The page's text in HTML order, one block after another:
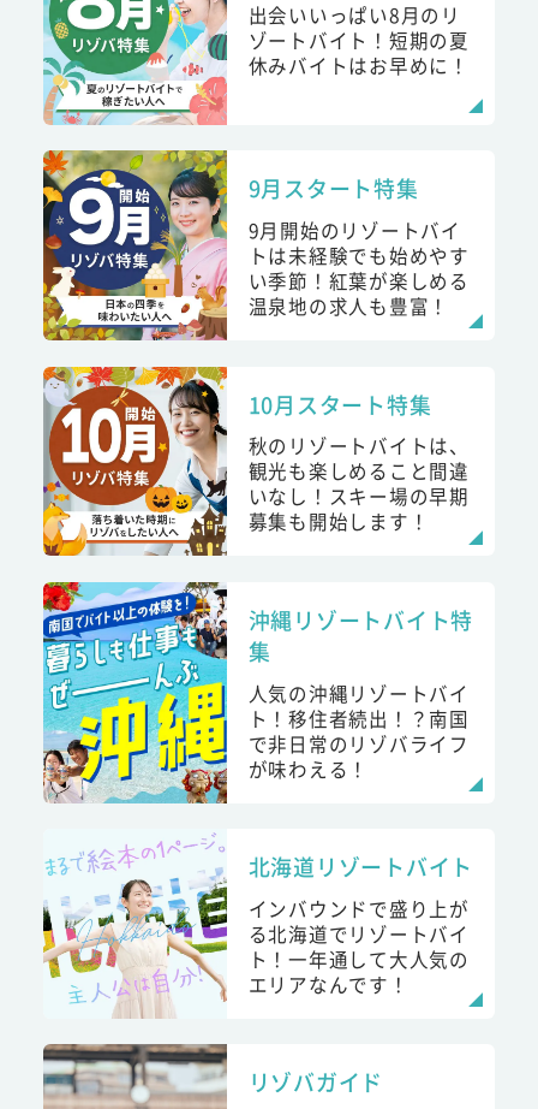
出会いいっぱい8月のリ
ゾートバイト！短期の夏
休みバイトはお早めに！
9月スタート特集
9月開始のリゾートバイ
トは未経験でも始めやす
い季節！紅葉が楽しめる
温泉地の求人も豊富！
10月スタート特集
秋のリゾートバイトは、
観光も楽しめること間違
いなし！スキー場の早期
募集も開始します！
沖縄リゾートバイト特
集
人気の沖縄リゾートバイ
ト！移住者続出！？南国
で非日常のリゾバライフ
が味わえる！
北海道リゾートバイト
インバウンドで盛り上が
る北海道でリゾートバイ
ト！一年通して大人気の
エリアなんです！
リゾバガイド